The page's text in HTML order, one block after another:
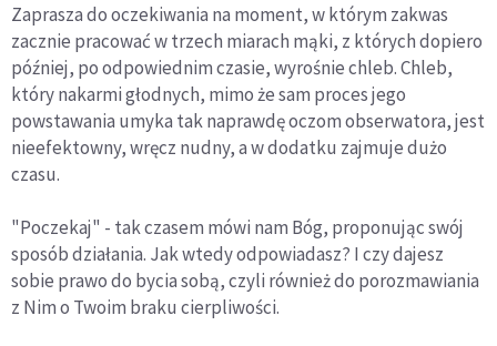
Zaprasza do oczekiwania na moment, w którym zakwas
zacznie pracować w trzech miarach mąki, z których dopiero
później, po odpowiednim czasie, wyrośnie chleb. Chleb,
który nakarmi głodnych, mimo że sam proces jego
powstawania umyka tak naprawdę oczom obserwatora, jest
nieefektowny, wręcz nudny, a w dodatku zajmuje dużo
czasu.
"Poczekaj" - tak czasem mówi nam Bóg, proponując swój
sposób działania. Jak wtedy odpowiadasz? I czy dajesz
sobie prawo do bycia sobą, czyli również do porozmawiania
z Nim o Twoim braku cierpliwości.